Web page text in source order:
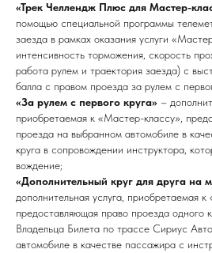
«Трек Челлендж Плюс для Мастер-
помощью специальной программы
заезда в рамках оказания услуги
интенсивность торможения, скорость
работа рулем и траектория заезда) с
балла с правом проезда за рулем с
«За рулем с первого круга» –
приобретаемая к «Мастер-классу»,
проезда на выбранном автомобиле в
круга в сопровождении инструктора,
вождение;
«Дополнительный круг для друга на
дополнительная услуга, приобретаемая
предоставляющая право проезда одного
Владельца Билета по трассе Сириус
автомобиле в качестве пассажира с